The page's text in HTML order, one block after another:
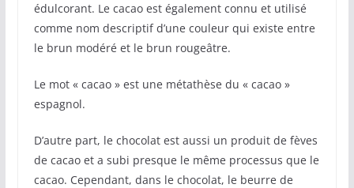
édulcorant. Le cacao est également connu et utilisé
comme nom descriptif d’une couleur qui existe entre
le brun modéré et le brun rougeâtre.
Le mot « cacao » est une métathèse du « cacao »
espagnol.
D’autre part, le chocolat est aussi un produit de fèves
de cacao et a subi presque le même processus que le
cacao. Cependant, dans le chocolat, le beurre de